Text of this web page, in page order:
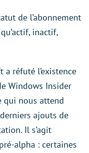
de l’abonnement
inactif,
réfuté l’existence
Windows Insider
qui nous attend
ajouts de
Il s’agit
alpha : certaines